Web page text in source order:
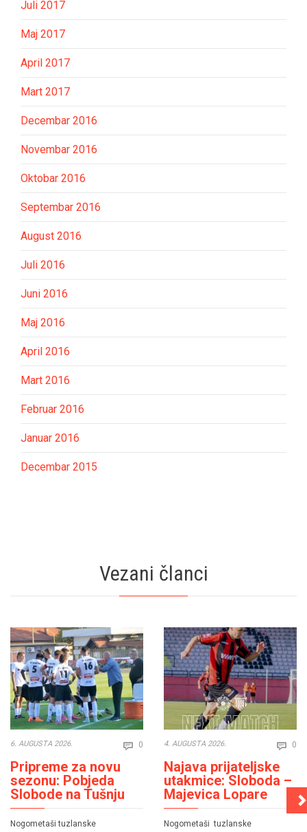
Juli 2017
Maj 2017
April 2017
Mart 2017
Decembar 2016
Novembar 2016
Oktobar 2016
Septembar 2016
August 2016
Juli 2016
Juni 2016
Maj 2016
April 2016
Mart 2016
Februar 2016
Januar 2016
Decembar 2015
Vezani članci
6. AUGUSTA 2026.  0 Comments
Pripreme za novu
sezonu: Pobjeda
Slobode na Tušnju
Nogometaši tuzlanske
4. AUGUSTA 2026.  0
Najava prijateljske
utakmice: Sloboda –
Majevica Lopare
Nogometaši tuzlanske